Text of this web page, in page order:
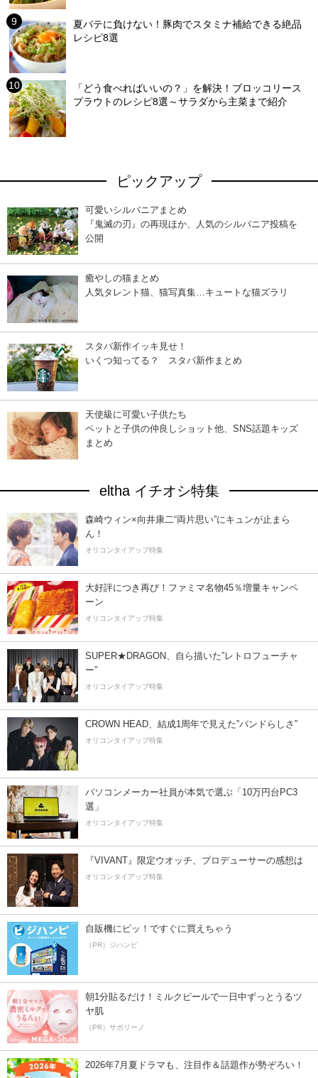
夏バテに負けない！豚肉でスタミナ補給できる絶品
レシピ8選
「どう食べればいいの？」を解決！ブロッコリース
プラウトのレシピ8選～サラダから主菜まで紹介
ピックアップ
可愛いシルバニアまとめ
『鬼滅の刃』の再現ほか、人気のシルバニア投稿を
公開
癒やしの猫まとめ
人気タレント猫、猫写真集…キュートな猫ズラリ
スタバ新作イッキ見せ！
いくつ知ってる？ スタバ新作まとめ
天使級に可愛い子供たち
ペットと子供の仲良しショット他、SNS話題キッズ
まとめ
eltha イチオシ特集
森崎ウィン×向井康二“両片思い”にキュンが止まら
ん！
オリコンタイアップ特集
大好評につき再び！ファミマ名物45％増量キャンペ
ーン
オリコンタイアップ特集
SUPER★DRAGON、自ら描いた”レトロフューチャ
ー”
オリコンタイアップ特集
CROWN HEAD、結成1周年で見えた”バンドらしさ”
オリコンタイアップ特集
パソコンメーカー社員が本気で選ぶ「10万円台PC3
選」
オリコンタイアップ特集
『VIVANT』限定ウオッチ、プロデューサーの感想は
オリコンタイアップ特集
自販機にピッ！ですぐに買えちゃう
（PR）ジハンピ
朝1分貼るだけ！ミルクピールで一日中ずっとうるツ
ヤ肌
（PR）サボリーノ
2026年7月夏ドラマも、注目作＆話題作が勢ぞろい！